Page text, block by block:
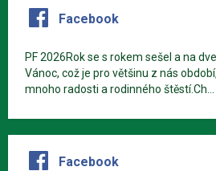
Facebook
PF 2026Rok se s rokem sešel a na
Vánoc, což je pro většinu z nás
mnoho radosti a rodinného štěstí.Ch...
Facebook